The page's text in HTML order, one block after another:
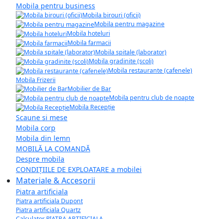
Mobila pentru business
Mobila birouri (oficii)
Mobila pentru magazine
Mobila hoteluri
Mobila farmacii
Mobila spitale (laborator)
Mobila gradinite (scoli)
Mobila restaurante (cafenele)
Mobila Frizerii
Mobilier de Bar
Mobila pentru club de noapte
Mobila Recepție
Scaune si mese
Mobila corp
Mobila din lemn
MOBILĂ LA COMANDĂ
Despre mobila
CONDIȚIILE DE EXPLOATARE a mobilei
Materiale & Accesorii
Piatra artificiala
Piatra artificiala Dupont
Piatra artificiala Quartz